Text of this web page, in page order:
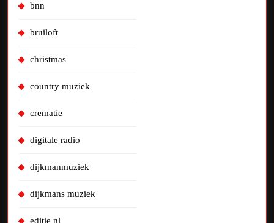
bnn
bruiloft
christmas
country muziek
crematie
digitale radio
dijkmanmuziek
dijkmans muziek
editie nl